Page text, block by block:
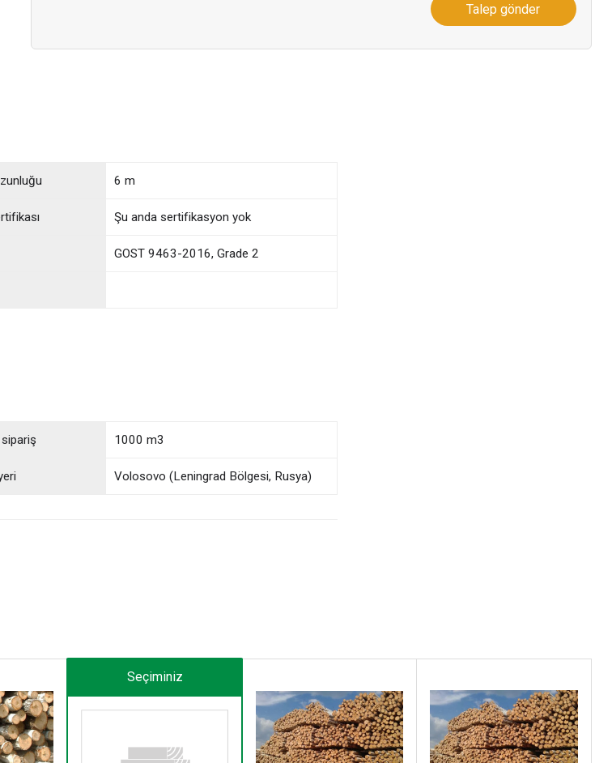
Talep gönder
6 m
Şu anda sertifikasyon yok
GOST 9463-2016, Grade 2
1000 m3
Volosovo (Leningrad Bölgesi, Rusya)
Seçiminiz